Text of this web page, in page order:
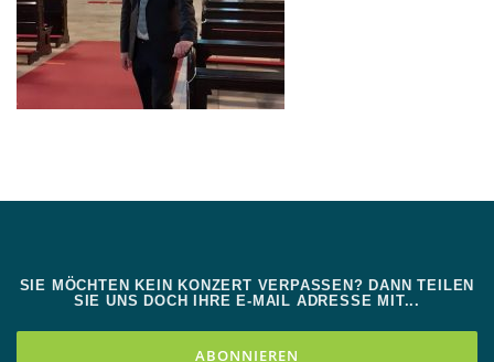
SIE MÖCHTEN KEIN KONZERT VERPASSEN? DANN TEILEN
SIE UNS DOCH IHRE E-MAIL ADRESSE MIT...